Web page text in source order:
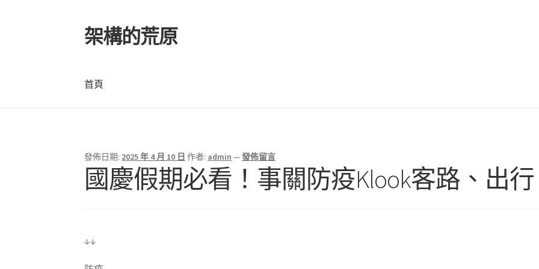
跳
至
覽
列
跳
至
要
內
架構的荒原
首頁
發佈日期: 2025 年 4 月 10 日 作者: admin —發佈留言
國慶假期必看！事關防疫Klook客路、出
↓↓